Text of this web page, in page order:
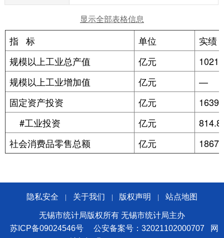
显示全部表格信息
指 标 单位
实绩
规模以上工业总产值
亿元
规模以上工业增加值
亿元
—
固定资产投资
亿元
#工业投资
亿元
社会消费品零售总额
亿元
隐私安全 关于我们 版权声明 站点地图
无锡市统计局版权所有 无锡市统计局主办
苏ICP备09024546号
公安备案号：32021102000707
网